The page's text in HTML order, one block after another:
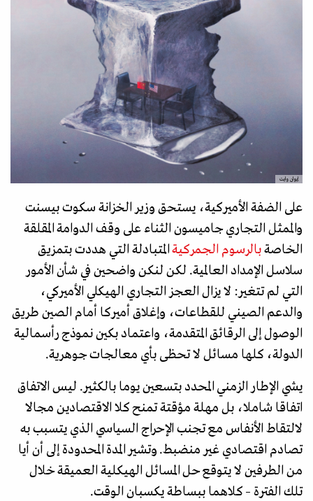
إيوان وايت
على الضفة الأميركية، يستحق وزير الخزانة سكوت بيسنت
والممثل التجاري جاميسون الثناء على وقف الدوامة المقلقة
الخاصةبالرسوم الجمركيةالمتبادلة التي هددت بتمزيق
سلاسل الإمداد العالمية. لكن لنكن واضحين في شأن الأمور
التي لم تتغير: لا يزال العجز التجاري الهيكلي الأميركي،
والدعم الصيني للقطاعات، وإغلاق أميركا أمام الصين طريق
الوصول إلى الرقائق المتقدمة، واعتماد بكين نموذج رأسمالية
الدولة، كلها مسائل لا تحظى بأي معالجات جوهرية.
يشي الإطار الزمني المحدد بتسعين يوما بالكثير. ليس الاتفاق
اتفاقا شاملا، بل مهلة مؤقتة تمنح كلا الاقتصادين مجالا
لالتقاط الأنفاس مع تجنب الإحراج السياسي الذي يتسبب به
تصادم اقتصادي غير منضبط. وتشير المدة المحدودة إلى أن أيا
من الطرفين لا يتوقع حل المسائل الهيكلية العميقة خلال
تلك الفترة – كلاهما ببساطة يكسبان الوقت.